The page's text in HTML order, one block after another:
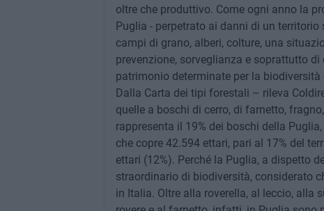
oltre che produttivo. Come ogni anno la
Puglia - perpetrato ai danni di un
campi di grano, alberi, colture, una
prevenzione, sorveglianza e soprattutto
patrimonio determinate per la
Dalla Carta dei tipi forestali – rileva
quelle a boschi di cerro, di farnetto,
rappresenta il 19% dei boschi della
che copre 42.594 ettari, pari al 17% del
ettari (12%). Perché la Puglia, a dispetto
straordinario di biodiversità, considerato
in Italia. Oltre alla roverella, al leccio, alla